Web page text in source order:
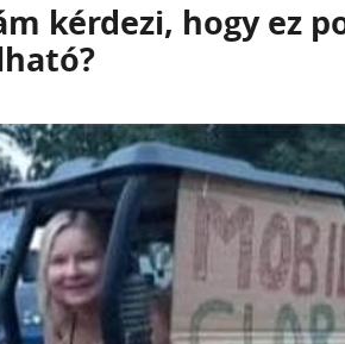
kérdezi, hogy ez